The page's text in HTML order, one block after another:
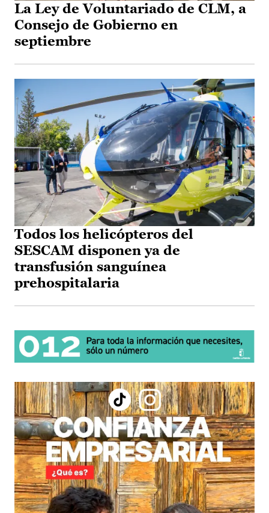
La Ley de Voluntariado de CLM, a
Consejo de Gobierno en
septiembre
Todos los helicópteros del
SESCAM disponen ya de
transfusión sanguínea
prehospitalaria